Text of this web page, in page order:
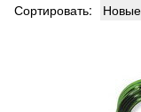
Сортировать: